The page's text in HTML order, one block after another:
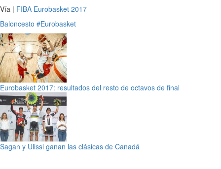
Vía | FIBA Eurobasket 2017
Baloncesto #Eurobasket
Eurobasket 2017: resultados del resto de octavos de final
Sagan y Ulissi ganan las clásicas de Canadá